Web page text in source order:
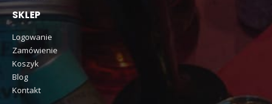
SKLEP
Logowanie
Zamówienie
Koszyk
Blog
Kontakt